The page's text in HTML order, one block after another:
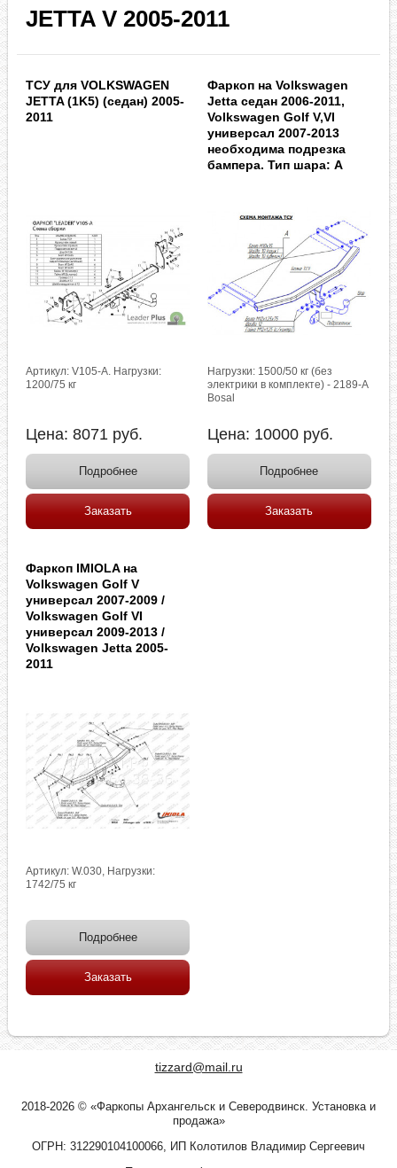
JETTA V 2005-2011
ТСУ для VOLKSWAGEN
JETTA (1K5) (седан) 2005-
2011
Артикул: V105-A. Нагрузки:
1200/75 кг
Цена:8071 руб.
Подробнее
Заказать
Фаркоп на Volkswagen
Jetta седан 2006-2011,
Volkswagen Golf V,VI
универсал 2007-2013
необходима подрезка
бампера. Тип шара: A
Нагрузки: 1500/50 кг (без
электрики в комплекте) - 2189-A
Bosal
Цена: 10000 руб.
Подробнее
Заказать
Фаркоп IMIOLA на
Volkswagen Golf V
универсал 2007-2009 /
Volkswagen Golf VI
универсал 2009-2013 /
Volkswagen Jetta 2005-
2011
Артикул: W.030, Нагрузки:
1742/75 кг
Подробнее
Заказать
tizzard@mail.ru
2018-2026 © «Фаркопы Архангельск и Северодвинск. Установка и
продажа»
ОГРН: 312290104100066, ИП Колотилов Владимир Сергеевич